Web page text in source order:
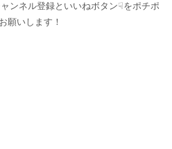
ンネル登録といいねボタン☟をポチポ
願いします！